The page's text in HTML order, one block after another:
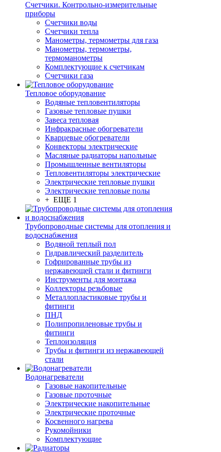
Счетчики. Контрольно-измерительные
приборы
Счетчики воды
Счетчики тепла
Манометры, термометры для газа
Манометры, термометры,
термоманометры
Комплектующие к счетчикам
Счетчики газа
Тепловое оборудование
Водяные тепловентиляторы
Газовые тепловые пушки
Завеса тепловая
Инфракрасные обогреватели
Кварцевые обогреватели
Конвекторы электрические
Масляные радиаторы напольные
Промышленные вентиляторы
Тепловентиляторы электрические
Электрические тепловые пушки
Электрические тепловые полы
+ ЕЩЕ 1
Трубопроводные системы для отопления и
водоснабжения
Водяной теплый пол
Гидравлический разделитель
Гофрированные трубы из
нержавеющей стали и фитинги
Инструменты для монтажа
Коллекторы резьбовые
Металлопластиковые трубы и
фитинги
ПНД
Полипропиленовые трубы и
фитинги
Теплоизоляция
Трубы и фитинги из нержавеющей
стали
Водонагреватели
Газовые накопительные
Газовые проточные
Электрические накопительные
Электрические проточные
Косвенного нагрева
Рукомойники
Комплектующие